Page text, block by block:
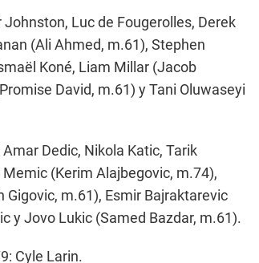
Luc de Fougerolles, Derek
(Ali Ahmed, m.61), Stephen
Koné, Liam Millar (Jacob
David, m.61) y Tani Oluwaseyi
Dedic, Nikola Katic, Tarik
(Kerim Alajbegovic, m.74),
Gigovic, m.61), Esmir Bajraktarevic
y Jovo Lukic (Samed Bazdar, m.61).
Cyle Larin.